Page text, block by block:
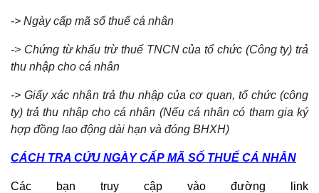
-> Ngày cấp mã số thuế cá nhân
-> Chứng từ khấu trừ thuế TNCN của tổ chức (Công ty) trả
thu nhập cho cá nhân
-> Giấy xác nhận trả thu nhập của cơ quan, tổ chức (công
ty) trả thu nhập cho cá nhân (Nếu cá nhân có tham gia ký
hợp đồng lao động dài hạn và đóng BHXH)
CÁCH TRA CỨU NGÀY CẤP MÃ SỐ THUẾ CÁ NHÂN
Các bạn truy cập vào đường link